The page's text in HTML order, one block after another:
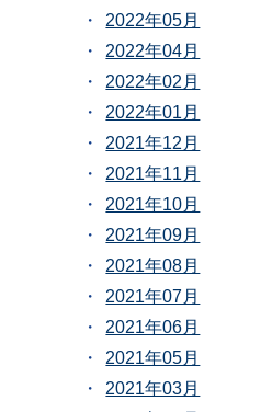
2022年05月
2022年04月
2022年02月
2022年01月
2021年12月
2021年11月
2021年10月
2021年09月
2021年08月
2021年07月
2021年06月
2021年05月
2021年03月